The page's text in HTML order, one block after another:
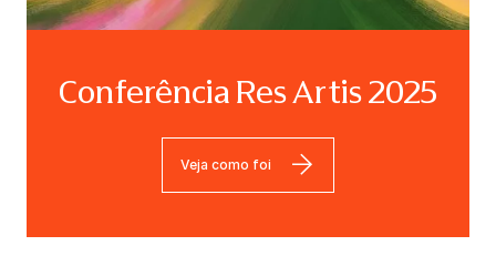
Conferência Res Artis 2025
Veja como foi